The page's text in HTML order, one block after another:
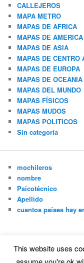
CALLEJEROS
MAPA METRO
MAPAS DE AFRICA
MAPAS DE AMERICA
MAPAS DE ASIA
MAPAS DE CENTRO
MAPAS DE EUROPA
MAPAS DE OCEANIA
MAPAS DEL MUNDO
MAPAS FÍSICOS
MAPAS MUDOS
MAPAS POLITICOS
Sin categoría
mochileros
nombre
Psicotécnico
Apellido
cuantos países hay
This website uses